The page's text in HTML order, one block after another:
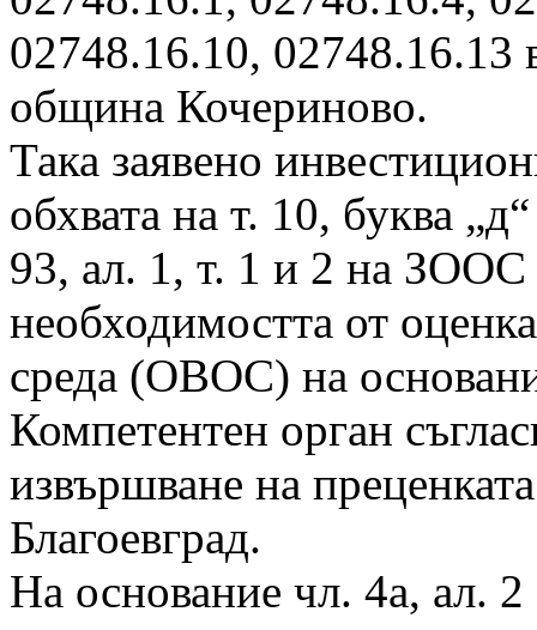
02748.16.10, 02748.16.13
община Кочериново.
Така заявено
обхвата на т. 10, буква
93, ал. 1, т. 1 и 2 на ЗООС
необходимостта от
среда (ОВОС) на
Компетентен орган
извършване на
Благоевград.
На основание чл. 4а, ал.